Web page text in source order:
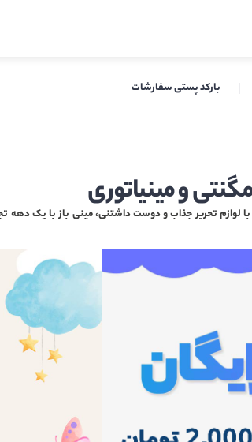
بارکد پستی سفارشات
و مینیاتوری
تحریر جذاب و دوست داشتنی، مینی باز با یک دهه